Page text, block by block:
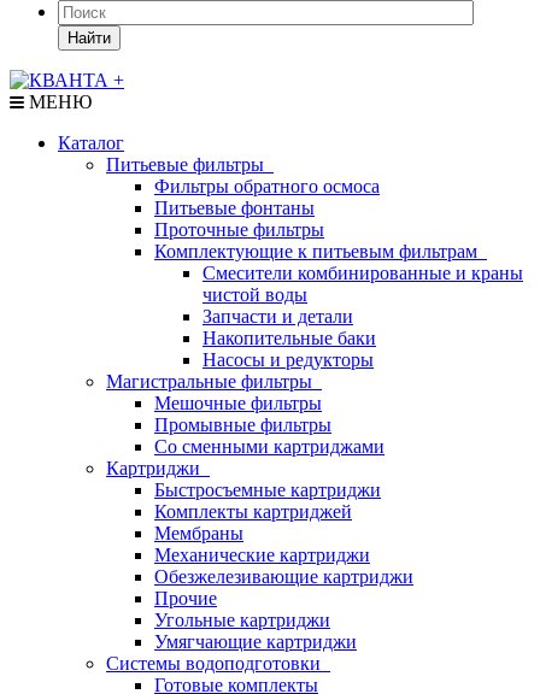
Найти
МЕНЮ
Каталог
Питьевые фильтры
Фильтры обратного осмоса
Питьевые фонтаны
Проточные фильтры
Комплектующие к питьевым фильтрам
Смесители комбинированные и краны
чистой воды
Запчасти и детали
Накопительные баки
Насосы и редукторы
Магистральные фильтры
Мешочные фильтры
Промывные фильтры
Со сменными картриджами
Картриджи
Быстросъемные картриджи
Комплекты картриджей
Мембраны
Механические картриджи
Обезжелезивающие картриджи
Прочие
Угольные картриджи
Умягчающие картриджи
Системы водоподготовки
Готовые комплекты